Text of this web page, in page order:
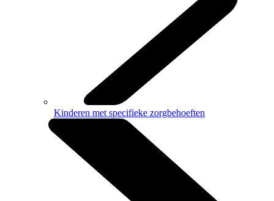
Kinderen met specifieke zorgbehoeften